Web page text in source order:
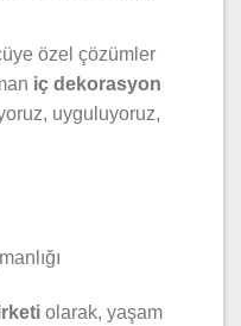
özel çözümler
iç dekorasyon
uyguluyoruz,
olarak, yaşam